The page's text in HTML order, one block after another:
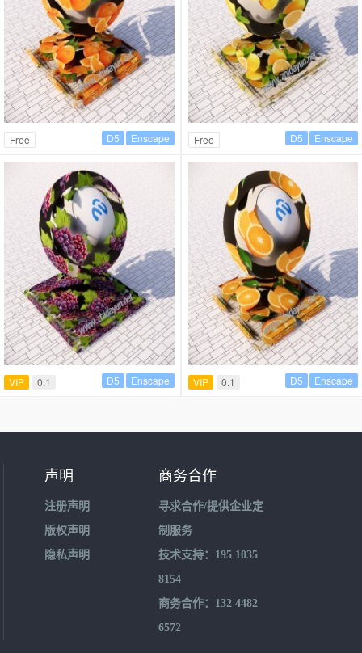
Free Enscape
D5 Free Enscape
D5
VIP 0.1 Enscape
D5 VIP 0.1 Enscape
D5
声明
注册声明
版权声明
隐私声明
商务合作
寻求合作/提供企业定
制服务
技术支持：195 1035
8154
商务合作：132 4482
6572